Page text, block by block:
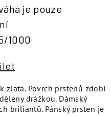
zlata. Povrch prstenů zdobí
drážkou. Dámský
briliantů. Pánský prsten je
je pouze
1000